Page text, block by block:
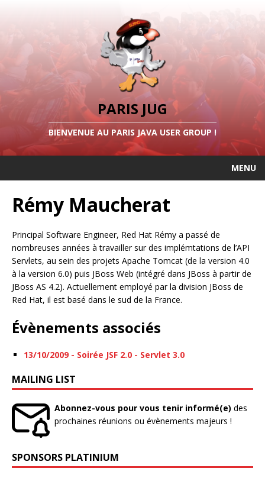
PARIS JUG
BIENVENUE AU PARIS JAVA USER GROUP !
MENU
Rémy Maucherat
Principal Software Engineer, Red Hat Rémy a passé de
nombreuses années à travailler sur des implémtations de l’API
Servlets, au sein des projets Apache Tomcat (de la version 4.0
à la version 6.0) puis JBoss Web (intégré dans JBoss à partir de
JBoss AS 4.2). Actuellement employé par la division JBoss de
Red Hat, il est basé dans le sud de la France.
Évènements associés
13/10/2009 - Soirée JSF 2.0 - Servlet 3.0
MAILING LIST
Abonnez-vous pour vous tenir informé(e) des
prochaines réunions ou évènements majeurs !
SPONSORS PLATINIUM